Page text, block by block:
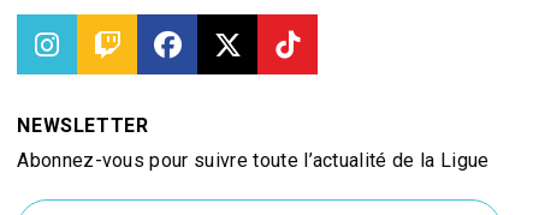
NEWSLETTER
Abonnez-vous pour suivre toute l’actualité de la Ligue